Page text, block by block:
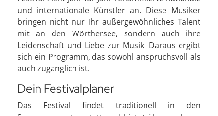
und internationale Künstler an. Diese Musiker
bringen nicht nur Ihr außergewöhnliches Talent
mit an den Wörthersee, sondern auch ihre
Leidenschaft und Liebe zur Musik. Daraus ergibt
sich ein Programm, das sowohl anspruchsvoll als
auch zugänglich ist.
Dein Festivalplaner
Das Festival findet traditionell in den